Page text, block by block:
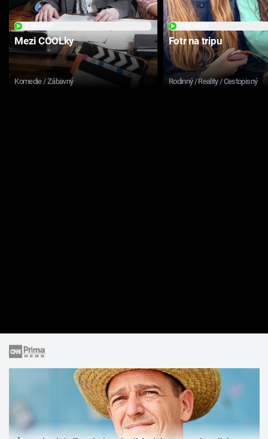
Mezi COOLky
Komedie / Zábavný
Fotr na tripu
Rodinný / Reality / Cestopisný